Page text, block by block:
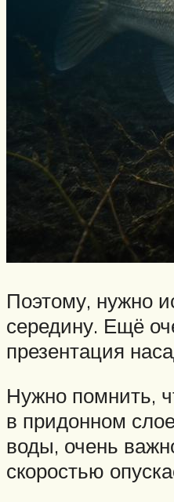
Поэтому, нужно
середину. Ещё
презентация
Нужно помнить,
в придонном
воды, очень
скоростью